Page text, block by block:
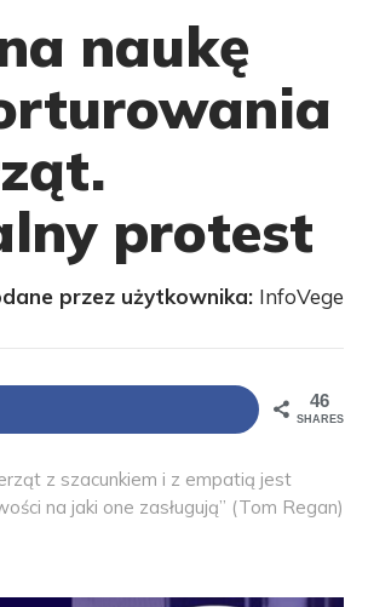
naukę
protest
przez użytkownika: InfoVege
46
SHARES
z szacunkiem i z empatią jest
na jaki one zasługują” (Tom Regan)